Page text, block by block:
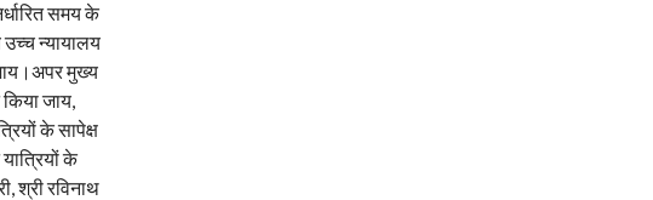
समय के
उच्च न्यायालय
मुख्य
जाय,
के सापेक्ष
के
श्री रविनाथ